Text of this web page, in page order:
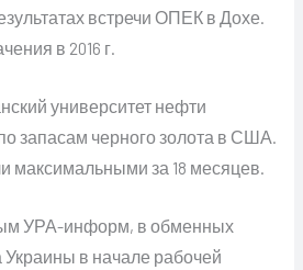
встречи ОПЕК в Дохе.
в 2016 г.
университет нефти
запасам черного золота в США.
максимальными за 18 месяцев.
УРА-информ, в обменных
Украины в начале рабочей